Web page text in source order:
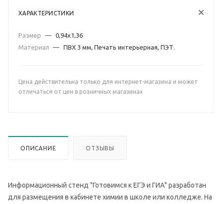
ХАРАКТЕРИСТИКИ
Размер — 0,94х1,36
Материал
— ПВХ 3 мм, Печать интерьерная, ПЭТ.
Цена действительна только для интернет-магазина и может
отличаться от цен в розничных магазинах
ОПИСАНИЕ ОТЗЫВЫ
Информационный стенд "Готовимся к ЕГЭ и ГИА" разработан
для размещения в кабинете химии в школе или колледже. На